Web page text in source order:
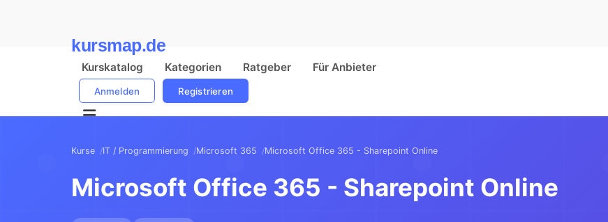
kursmap.de
Kurskatalog Kategorien Ratgeber Für Anbieter
Anmelden Registrieren
Kurse IT / Programmierung Microsoft 365 Microsoft Office 365 - Sharepoint Online
Microsoft Office 365 - Sharepoint Online